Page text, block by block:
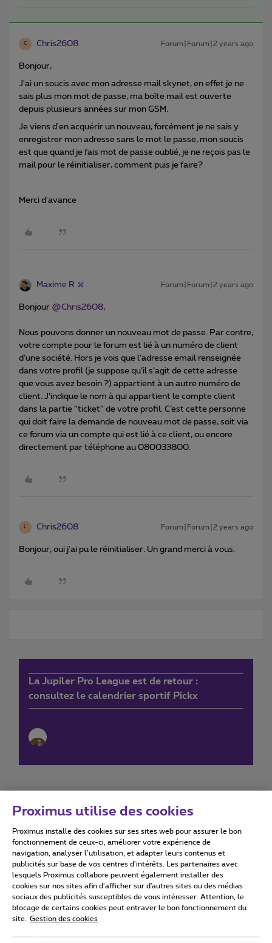
C Chris2608 Forum|Forum|2 years ago
Bonjour,
J'ai un soucis avec mon adresse mail skynet, en effet je ne
sais plus mon mot de passe, ma boîte mail est ouverte
depuis plusieurs années sur mon GSM.
Je viens d'en acquérir un nouveau, forcément je ne sais y
enregistrer mon adresse sans le mot le passe, mon soucis
est que quand je fais mot de passe oublié, je ne reçois pas le
mail pour le réinitialiser, comment puis je faire?
Merci d'avance
Maxime R Forum|Forum|2 years ago
Bonjour @Chris2608,
Nous pouvons donner un nouveau mot de passe. Par contre,
votre compte pour le forum est lié à un numéro de client
d’une société. Hors je vois que l’adresse email renseignée
dans votre profil (je suppose qu’il s’agit de cette adresse
que vous avez besoin ?) appartient à un autre numéro de
client. J’indique le nom à qui appartient le compte client
dans la partie “ticket” de votre profil. C’est cette personne
qui doit faire la demande de nouveau mot de passe, soit via
ce forum via un compte qui est lié à ce client, ou encore
directement par téléphone au 080033800.
C Chris2608 Forum|Forum|2 years ago
Bonjour, oui j'ai pu le réinitialiser. Un grand merci à vous.
La Jupiler Pro League est de retour :
consultez le calendrier sportif Pickx
Conditions d'utilisation Accessibility statement
Tous droits réservés. © 2026
Conditions générales, info consommateur
Proximus utilise des cookies
Proximus installe des cookies sur ses sites web pour assurer le bon
fonctionnement de ceux-ci, améliorer votre expérience de
navigation, analyser l’utilisation, et adapter leurs contenus et
publicités sur base de vos centres d’intérêts. Les partenaires avec
lesquels Proximus collabore peuvent également installer des
cookies sur nos sites afin d’afficher sur d'autres sites ou des médias
sociaux des publicités susceptibles de vous intéresser. Attention, le
blocage de certains cookies peut entraver le bon fonctionnement du
site.
Gestion des cookies